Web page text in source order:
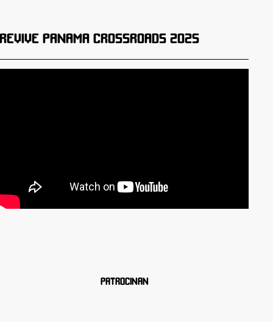
REVIVE PANAMA CROSSROADS 2025
PATROCINAN